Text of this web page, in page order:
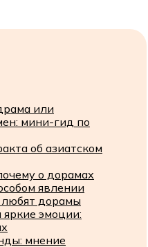
или
мини-гид по
об азиатском
о дорамах
явлении
дорамы
эмоции:
мнение